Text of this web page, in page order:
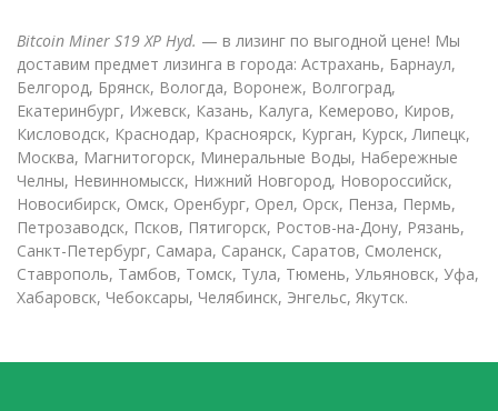
Bitcoin Miner S19 XP Hyd. — в лизинг по выгодной цене! Мы
доставим предмет лизинга в города: Астрахань, Барнаул,
Белгород, Брянск, Вологда, Воронеж, Волгоград,
Екатеринбург, Ижевск, Казань, Калуга, Кемерово, Киров,
Кисловодск, Краснодар, Красноярск, Курган, Курск, Липецк,
Москва, Магнитогорск, Минеральные Воды, Набережные
Челны, Невинномысск, Нижний Новгород, Новороссийск,
Новосибирск, Омск, Оренбург, Орел, Орск, Пенза, Пермь,
Петрозаводск, Псков, Пятигорск, Ростов-на-Дону, Рязань,
Санкт-Петербург, Самара, Саранск, Саратов, Смоленск,
Ставрополь, Тамбов, Томск, Тула, Тюмень, Ульяновск, Уфа,
Хабаровск, Чебоксары, Челябинск, Энгельс, Якутск.